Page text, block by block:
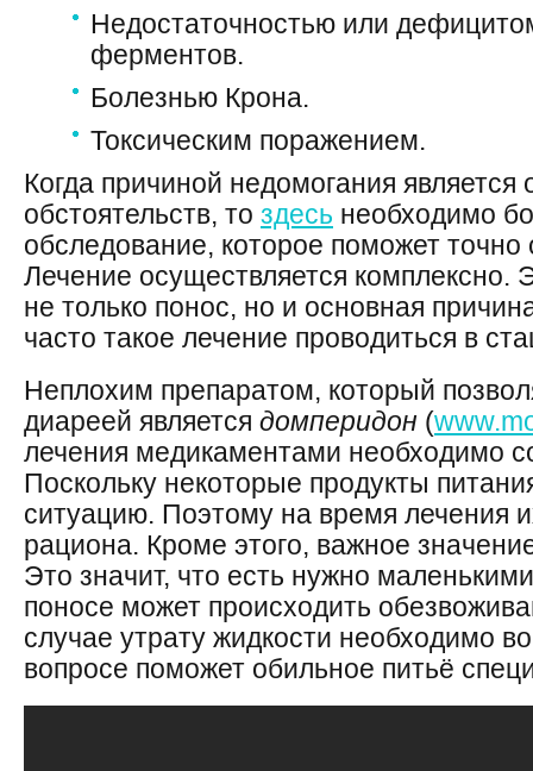
Недостаточностью или
ферментов.
Болезнью Крона.
Токсическим поражением.
Когда причиной недомогания является
обстоятельств, то здесь необходимо
обследование, которое поможет
Лечение осуществляется комплексно.
не только понос, но и основная
часто такое лечение проводиться в
Неплохим препаратом, который
диареей является домперидон (
лечения медикаментами необходимо
Поскольку некоторые продукты
ситуацию. Поэтому на время лечения
рациона. Кроме этого, важное
Это значит, что есть нужно
поносе может происходить
случае утрату жидкости необходимо
вопросе поможет обильное питьё